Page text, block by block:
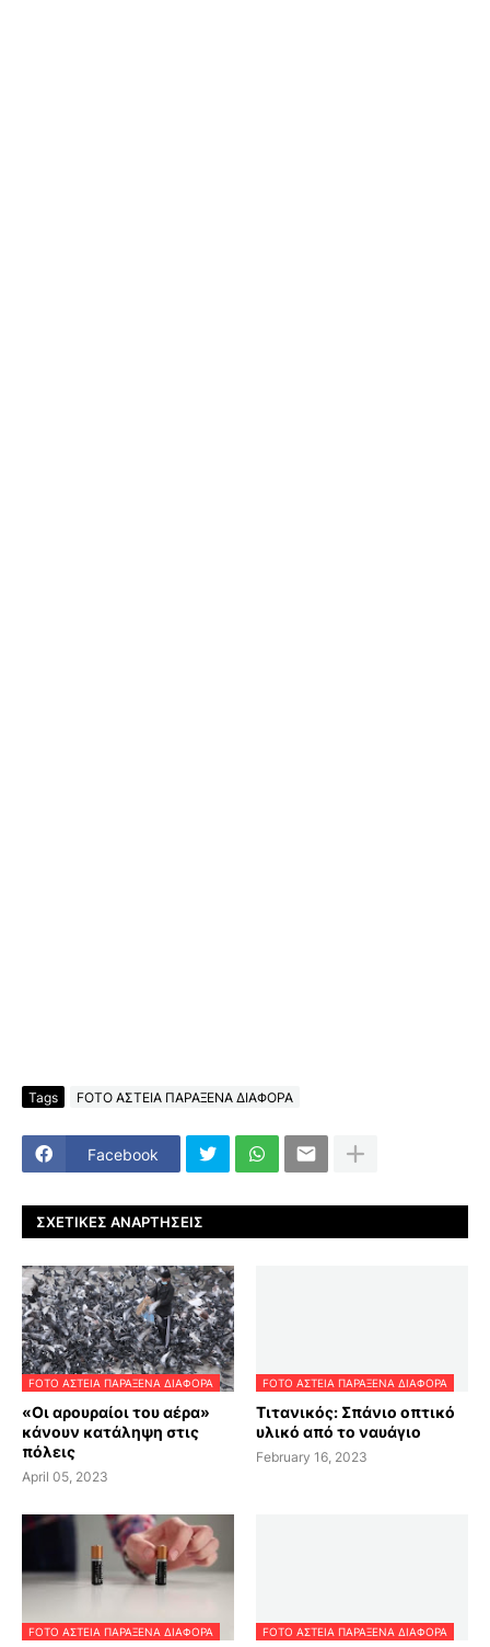
Tags FOTO ΑΣΤΕΙΑ ΠΑΡΑΞΕΝΑ ΔΙΑΦΟΡΑ
Facebook
ΣΧΕΤΙΚΈΣ ΑΝΑΡΤΉΣΕΙΣ
FOTO ΑΣΤΕΙΑ ΠΑΡΑΞΕΝΑ ΔΙΑΦΟΡΑ
«Οι αρουραίοι του αέρα»
κάνουν κατάληψη στις
πόλεις
April 05, 2023
FOTO ΑΣΤΕΙΑ ΠΑΡΑΞΕΝΑ ΔΙΑΦΟΡΑ
Τιτανικός: Σπάνιο οπτικό
υλικό από το ναυάγιο
February 16, 2023
FOTO ΑΣΤΕΙΑ ΠΑΡΑΞΕΝΑ ΔΙΑΦΟΡΑ FOTO ΑΣΤΕΙΑ ΠΑΡΑΞΕΝΑ ΔΙΑΦΟΡΑ